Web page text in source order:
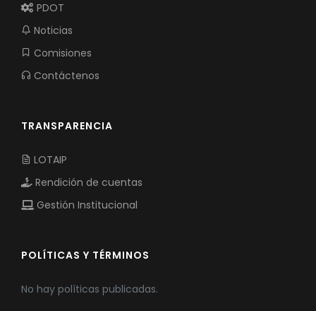
PDOT
Noticias
Comisiones
Contáctenos
TRANSPARENCIA
LOTAIP
Rendición de cuentas
Gestión Institucional
POLÍTICAS Y TÉRMINOS
No hay políticas publicadas.